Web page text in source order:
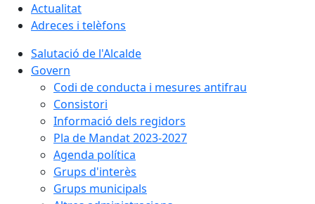
Actualitat
Adreces i telèfons
Salutació de l'Alcalde
Govern
Codi de conducta i mesures antifrau
Consistori
Informació dels regidors
Pla de Mandat 2023-2027
Agenda política
Grups d'interès
Grups municipals